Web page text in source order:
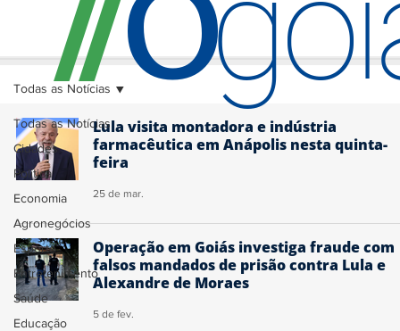
Todas as Notícias
Cidades
Política
Economia
Agronegócios
Esporte
Entretenimento
Saúde
Educação
Todas as Notícias
Lula visita montadora e indústria
farmacêutica em Anápolis nesta quinta-
feira
25 de mar.
Operação em Goiás investiga fraude com
falsos mandados de prisão contra Lula e
Alexandre de Moraes
5 de fev.